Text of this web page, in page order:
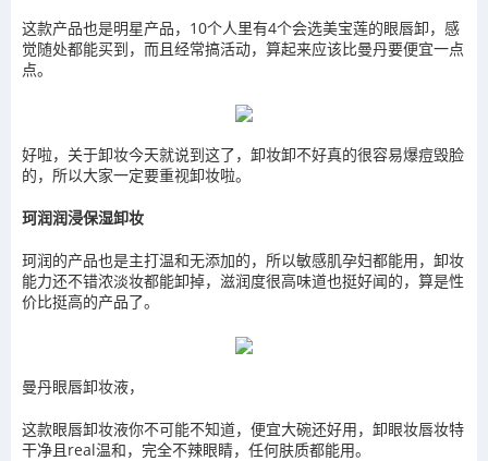
这款产品也是明星产品，10个人里有4个会选美宝莲的眼唇卸，感
觉随处都能买到，而且经常搞活动，算起来应该比曼丹要便宜一点
点。
好啦，关于卸妆今天就说到这了，卸妆卸不好真的很容易爆痘毁脸
的，所以大家一定要重视卸妆啦。
珂润润浸保湿卸妆
珂润的产品也是主打温和无添加的，所以敏感肌孕妇都能用，卸妆
能力还不错浓淡妆都能卸掉，滋润度很高味道也挺好闻的，算是性
价比挺高的产品了。
曼丹眼唇卸妆液，
这款眼唇卸妆液你不可能不知道，便宜大碗还好用，卸眼妆唇妆特
干净且real温和，完全不辣眼睛，任何肤质都能用。